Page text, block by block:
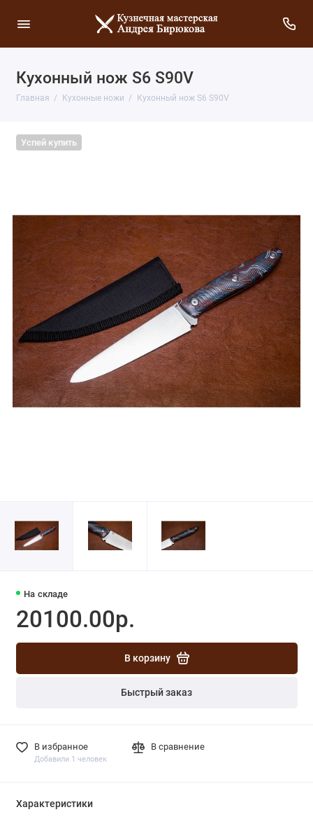
Кухонный нож S6 S90V
Главная Кухонные ножи Кухонный нож S6 S90V
Успей купить
На складе
20100.00р.
В корзину
Быстрый заказ
В избранное
Добавили 1 человек
В сравнение
Характеристики